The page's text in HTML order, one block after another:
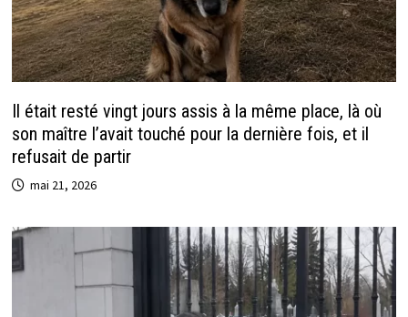
Il était resté vingt jours assis à la même place, là où
son maître l’avait touché pour la dernière fois, et il
refusait de partir
mai 21, 2026